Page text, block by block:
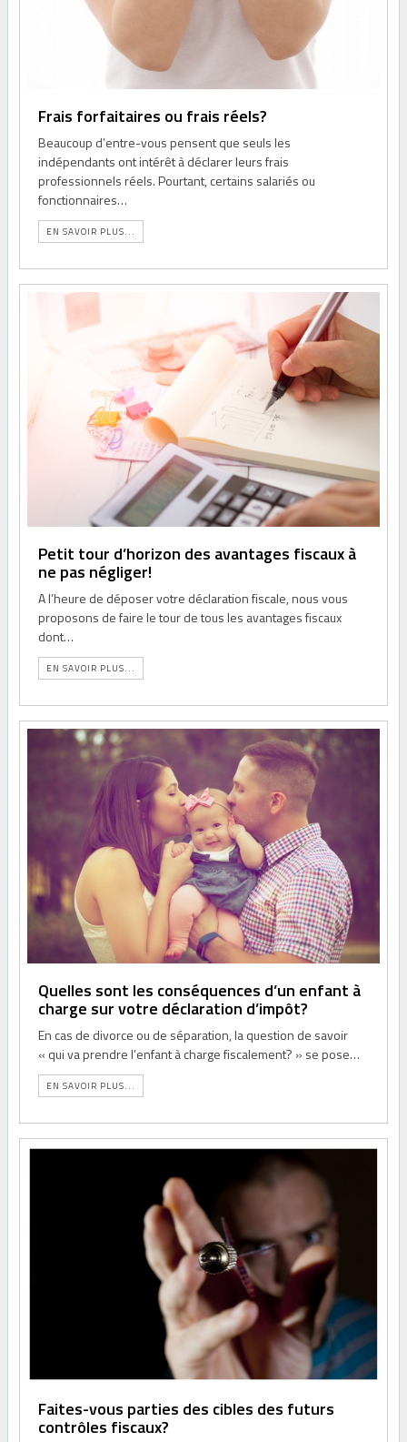
Frais forfaitaires ou frais réels?
Beaucoup d’entre-vous pensent que seuls les
indépendants ont intérêt à déclarer leurs frais
professionnels réels. Pourtant, certains salariés ou
fonctionnaires…
EN SAVOIR PLUS...
Petit tour d’horizon des avantages fiscaux à
ne pas négliger!
A l’heure de déposer votre déclaration fiscale, nous vous
proposons de faire le tour de tous les avantages fiscaux
dont…
EN SAVOIR PLUS...
Quelles sont les conséquences d’un enfant à
charge sur votre déclaration d’impôt?
En cas de divorce ou de séparation, la question de savoir
« qui va prendre l’enfant à charge fiscalement? » se pose…
EN SAVOIR PLUS...
Faites-vous parties des cibles des futurs
contrôles fiscaux?